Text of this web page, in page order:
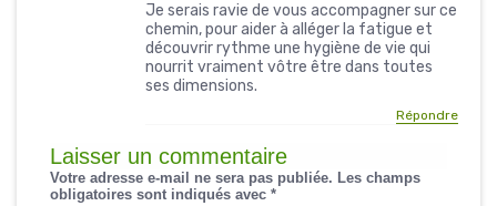
Je serais ravie de vous accompagner sur ce
chemin, pour aider à alléger la fatigue et
découvrir rythme une hygiène de vie qui
nourrit vraiment vôtre être dans toutes
ses dimensions.
Répondre
Laisser un commentaire
Votre adresse e-mail ne sera pas publiée. Les champs
obligatoires sont indiqués avec *